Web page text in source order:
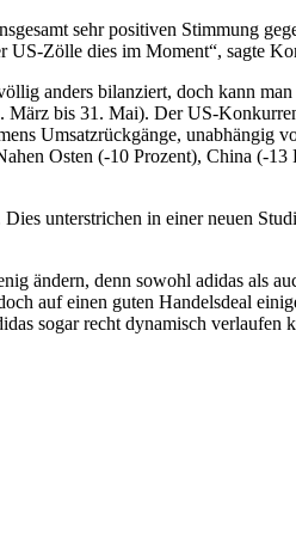
sehr positiven Stimmung
US-Zölle dies im Moment“, sagte
anders bilanziert, doch kann
bis 31. Mai). Der US-
Umsatzrückgänge,
Osten (-10 Prozent), China (-
unterstrichen in einer neuen
ändern, denn sowohl adidas als
auf einen guten Handelsdeal
sogar recht dynamisch verlaufen